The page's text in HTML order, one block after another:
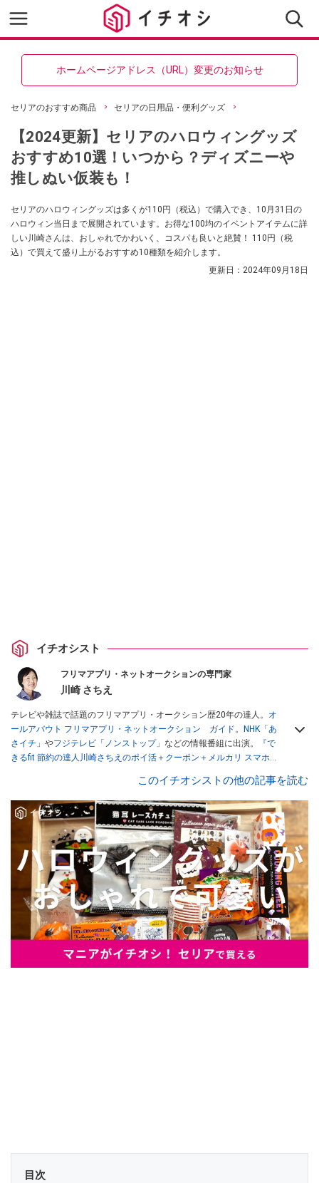
ホームページアドレス（URL）変更のお知らせ
セリアのおすすめ商品 セリアの日用品・便利グッズ
【2024更新】セリアのハロウィングッズ
おすすめ10選！いつから？ディズニーや
推しぬい仮装も！
セリアのハロウィングッズは多くが110円（税込）で購入でき、10月31日の
ハロウィン当日まで展開されています。お得な100均のイベントアイテムに詳
しい川崎さんは、おしゃれでかわいく、コスパも良いと絶賛！ 110円（税
込）で買えて盛り上がるおすすめ10種類を紹介します。
更新日： 2024年09月18日
イチオシスト
フリマアプリ・ネットオークションの専門家
川崎 さちえ
テレビや雑誌で話題のフリマアプリ・オークション歴20年の達人。 オ
ールアバウト フリマアプリ・ネットオークション ガイド。
NHK「あ
さイチ」 やフジテレビ「ノンストップ」 などの情報番組に出演。
『で
きるfit 節約の達人川崎さちえのポイ活＋クーポン＋メルカリ スマホで
スマホ1つでスキマ時間に効率的に稼ぐ！』（翔泳社刊） ほか著書多
数。ブログは「川崎さちえのごちゃまぜ日記」。
■経歴：2003年、夫が子育てをするために、突然会社を辞める。翌月
からの給料が０円になり、家にいながら、しかも空いた時間でできる
オークションに目をつける。しかし、取引の仕方がわからずに、まず
は落札者として参加。その後、出品者側にまわり、家の中の物を出品
しまくる。出品する物がほぼなくなってからは、仕入れを経験。ネッ
トオークションを生活の一部に取り入れるべく、「ネットオークショ
ンやフリマアプリは生活のインフラになる」という考えを持つ。また
消費税増税の社会においては、ネットオークションやフリマアプリが
家計の救世主になりえると考え、業者とは違う視点でユーザーとして
参加中。
このイチオシストの他の記事を読む
目次